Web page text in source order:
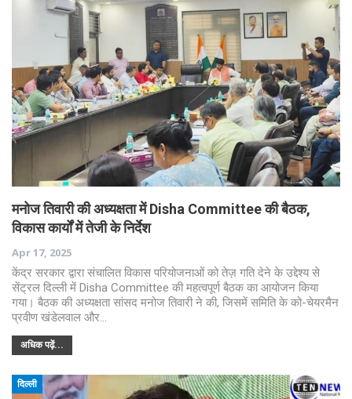
मनोज तिवारी की अध्यक्षता में Disha Committee की बैठक,
विकास कार्यों में तेजी के निर्देश
Apr 17, 2025
केंद्र सरकार द्वारा संचालित विकास परियोजनाओं को तेज़ गति देने के उद्देश्य से
सेंट्रल दिल्ली में Disha Committee की महत्वपूर्ण बैठक का आयोजन किया
गया। बैठक की अध्यक्षता सांसद मनोज तिवारी ने की, जिसमें समिति के को-चेयरमैन
प्रवीण खंडेलवाल और…
अधिक पढ़ें...
दिल्ली